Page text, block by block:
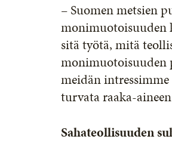
– Suomen metsien
monimuotoisuuden
sitä työtä, mitä
monimuotoisuuden
meidän
turvata raaka-
Sahateollisuuden